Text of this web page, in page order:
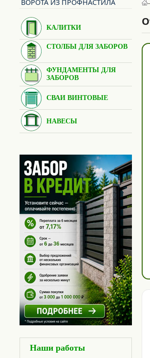
ВОРОТА ИЗ ПРОФНАСТИЛА
КАЛИТКИ
КАЛИТКИ ДЛЯ ЗАБОРА ИЗ
ПРОФНАСТИЛА
КАЛИТКИ ДЛЯ ПРОФИЛЬНОГО
ЗАБОРА
КАЛИТКИ ДЛЯ ЗАБОРА ИЗ
СЕТКИ РАБИЦЫ
КАЛИТКИ ДЛЯ ПАНЕЛЬНЫХ
ОГРАЖДЕНИЙ
СТОЛБЫ ДЛЯ ЗАБОРОВ
КИРПИЧНЫЕ СТОЛБЫ ДЛЯ
ЗАБОРА
ЖЕЛЕЗНЫЕ СТОЛБЫ ДЛЯ
ЗАБОРА
КОЛПАКИ НА СТОЛБЫ ДЛЯ
ЗАБОРА ИЗ КИРПИЧА
ФУНДАМЕНТЫ ДЛЯ
ЗАБОРОВ
СВАИ ВИНТОВЫЕ
СВАЯ ВИНТОВАЯ Ø76
СВАЯ ВИНТОВАЯ Ø89 (ТС)
МОНТАЖ ВИНТОВЫХ СВАЙ
НАВЕСЫ
НАВЕСЫ ИЗ ПОЛИКАРБОНАТА
Применение:
НАВЕСЫ ДЛЯ ДАЧИ
НАВЕСЫ ДЛЯ АВТОМОБИЛЕЙ
Навес для автомобиля из
поликарбоната
НАВЕСЫ НАД ДВЕРЬЮ
Виды:
НАВЕСЫ ОДНОСКАТНЫЕ
Наши работы